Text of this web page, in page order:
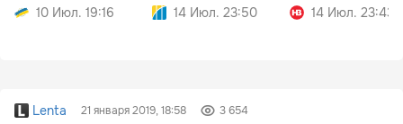
10 Июл. 19:16
14 Июл. 23:50
14 Июл. 23:43
Lenta 21 января 2019, 18:58 3 654